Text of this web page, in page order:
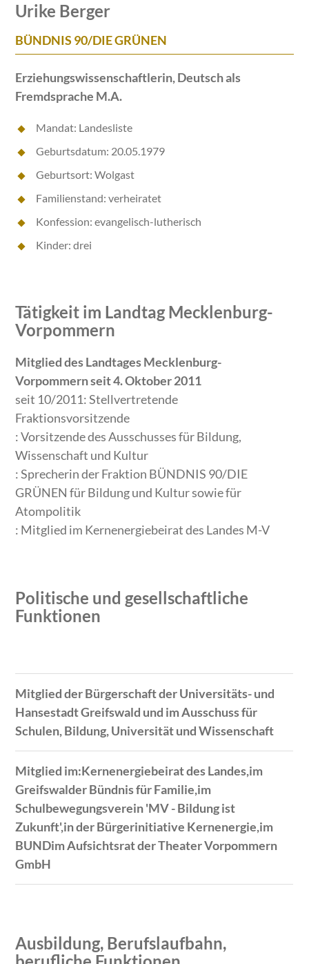
Urike Berger
BÜNDNIS 90/DIE GRÜNEN
Erziehungswissenschaftlerin, Deutsch als
Fremdsprache M.A.
Mandat: Landesliste
Geburtsdatum: 20.05.1979
Geburtsort: Wolgast
Familienstand: verheiratet
Konfession: evangelisch-lutherisch
Kinder: drei
Tätigkeit im Landtag Mecklenburg-
Vorpommern
Mitglied des Landtages Mecklenburg-
Vorpommern seit 4. Oktober 2011
seit 10/2011: Stellvertretende
Fraktionsvorsitzende
: Vorsitzende des Ausschusses für Bildung,
Wissenschaft und Kultur
: Sprecherin der Fraktion BÜNDNIS 90/DIE
GRÜNEN für Bildung und Kultur sowie für
Atompolitik
: Mitglied im Kernenergiebeirat des Landes M-V
Politische und gesellschaftliche
Funktionen
Zeitraum
Tätigkeit
Mitglied der Bürgerschaft der Universitäts- und
Hansestadt Greifswald und im Ausschuss für
Schulen, Bildung, Universität und Wissenschaft
Mitglied im:Kernenergiebeirat des Landes,im
Greifswalder Bündnis für Familie,im
Schulbewegungsverein 'MV - Bildung ist
Zukunft',in der Bürgerinitiative Kernenergie,im
BUNDim Aufsichtsrat der Theater Vorpommern
GmbH
Ausbildung, Berufslaufbahn,